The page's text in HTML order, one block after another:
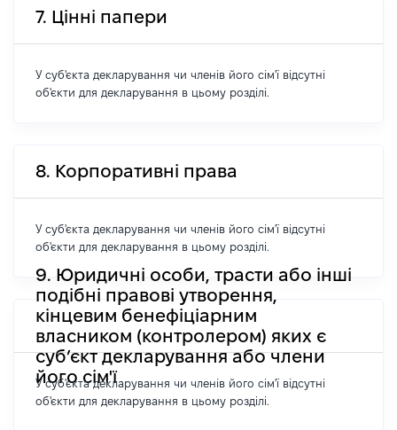
7. Цінні папери
У суб'єкта декларування чи членів його сім'ї відсутні
об'єкти для декларування в цьому розділі.
8. Корпоративні права
У суб'єкта декларування чи членів його сім'ї відсутні
об'єкти для декларування в цьому розділі.
9. Юридичні особи, трасти або інші
подібні правові утворення,
кінцевим бенефіціарним
власником (контролером) яких є
суб’єкт декларування або члени
його сім'ї
У суб'єкта декларування чи членів його сім'ї відсутні
об'єкти для декларування в цьому розділі.